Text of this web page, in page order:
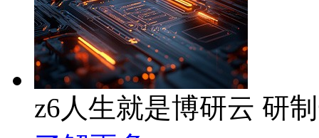
z6人生就是博研云 研